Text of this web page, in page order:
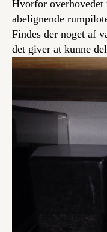
Hvorfor
abelignende
Findes der noget af
det giver at kunne